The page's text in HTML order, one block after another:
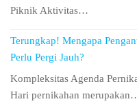
Piknik Aktivitas…
Terungkap! Mengapa
Perlu Pergi Jauh?
Kompleksitas Agenda
Hari pernikahan